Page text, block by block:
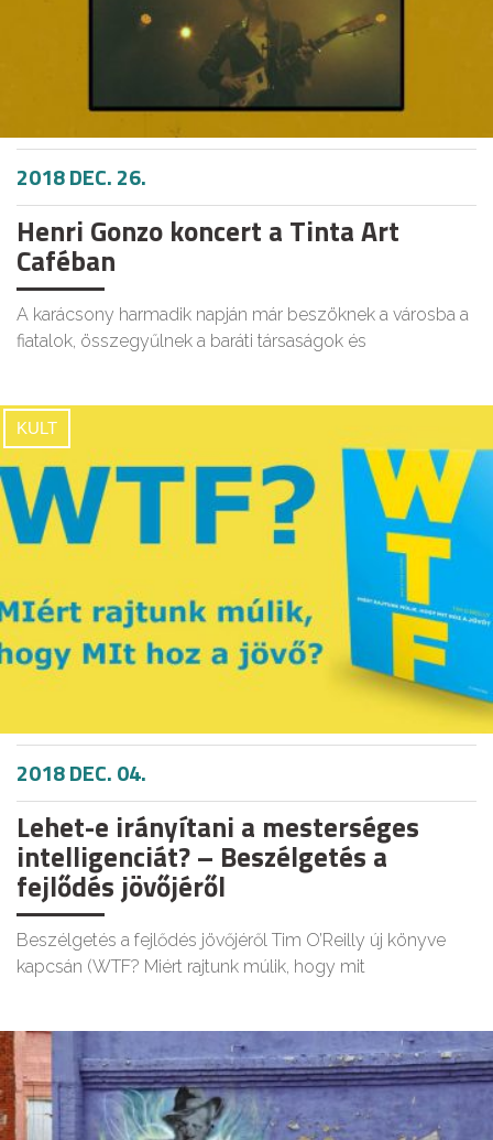
2018 DEC. 26.
Henri Gonzo koncert a Tinta Art
Caféban
A karácsony harmadik napján már beszöknek a városba a
fiatalok, összegyűlnek a baráti társaságok és
KULT
2018 DEC. 04.
Lehet-e irányítani a mesterséges
intelligenciát? – Beszélgetés a
fejlődés jövőjéről
Beszélgetés a fejlődés jövőjéről Tim O’Reilly új könyve
kapcsán (WTF? Miért rajtunk múlik, hogy mit